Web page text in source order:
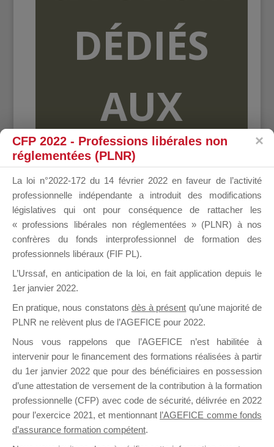
DÉDIÉS
AUX
DE
Groupe Public
il y a un jour
Ce groupe est destiné aux Organismes de
formation. Il accueille également les Conseillers
CFP 2022 - Professions libérales non
réglementées (PLNR)
La loi n°2022-172 du 14 février 2022 en faveur de l’activité
professionnelle indépendante a introduit des modifications
législatives qui ont pour conséquence de rattacher les
« professions libérales non réglementées » (PLNR) à nos
confrères du fonds interprofessionnel de formation des
professionnels libéraux (FIF PL).
L’Urssaf, en anticipation de la loi, en fait application depuis le
1er janvier 2022.
En pratique, nous constatons dès à présent qu’une majorité de
PLNR ne relèvent plus de l’AGEFICE pour 2022.
Nous vous rappelons que l’AGEFICE n’est habilitée à
intervenir pour le financement des formations réalisées à partir
du 1er janvier 2022 que pour des bénéficiaires en possession
d’une attestation de versement de la contribution à la formation
professionnelle (CFP) avec code de sécurité, délivrée en 2022
pour l’exercice 2021, et mentionnant l’AGEFICE comme fonds
d’assurance formation compétent.